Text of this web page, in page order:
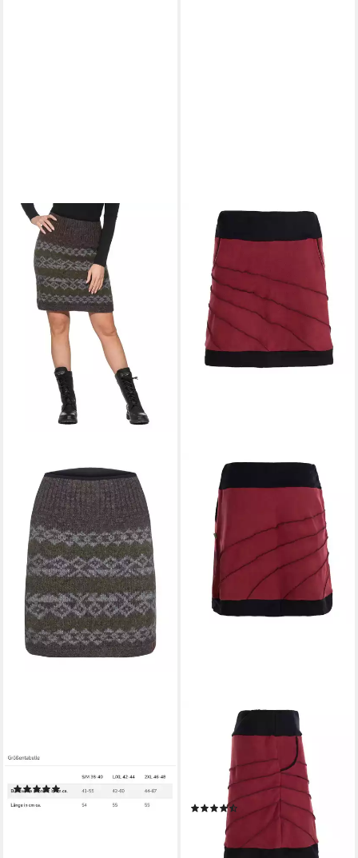
Strickrock Winter Schurwolle
Rock Knielang gefüttert
(1)
79,90 €
Minirock Thermorock warmer
Damen Winterrock kurz
Minirock aus ECO-Fleece
Hippie, Goa, Retro Style
40,95 €
lieferbar - in 5-6 Werktagen bei dir